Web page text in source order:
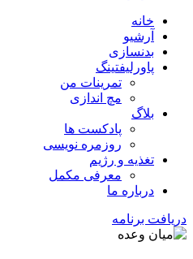
خانه
آرشیو
بدنسازی
پاورلیفتینگ
تمرینات من
مچ اندازی
بلاگ
پادکست ها
روزمره نویسی
تغذیه و رژیم
معرفی مکمل
درباره ما
دریافت برنامه